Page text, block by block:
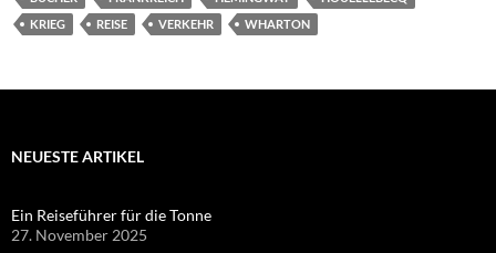
KRIEG
REISE VERKEHR WHARTON
NEUESTE ARTIKEL
Ein Reiseführer für die Tonne
27. November 2025